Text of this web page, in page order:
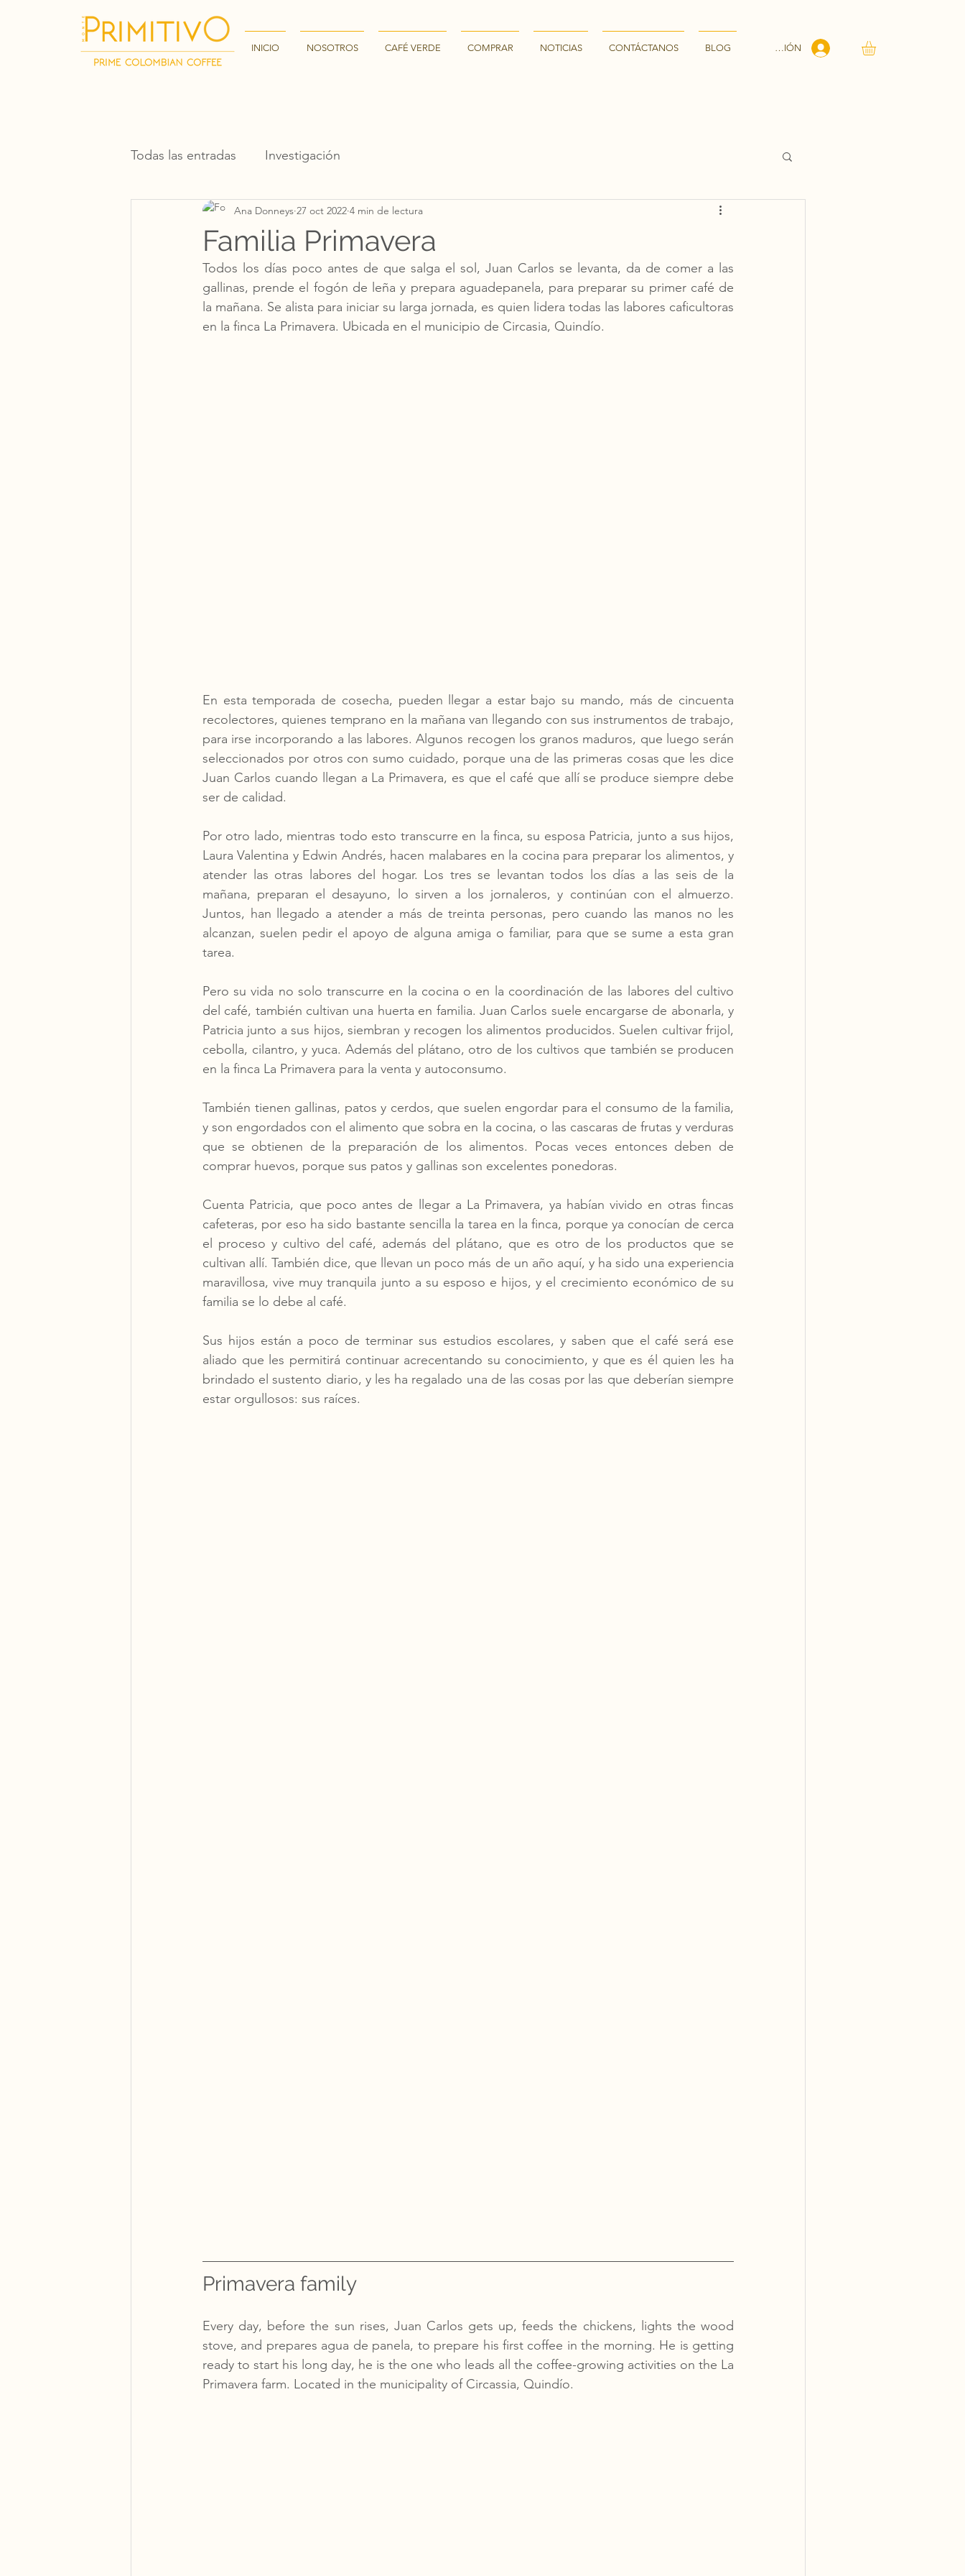
INICIO NOSOTROS CAFÉ VERDE COMPRAR NOTICIAS CONTÁCTANOS BLOG INICIAR SESIÓN
Todas las entradas Investigación
Familia Primavera
Ana Donneys 27 oct 2022 4 min de lectura
Todos los días poco antes de que salga el sol, Juan Carlos se levanta, da de comer a las
gallinas, prende el fogón de leña y prepara aguadepanela, para preparar su primer café de
la mañana. Se alista para iniciar su larga jornada, es quien lidera todas las labores caficultoras
en la finca La Primavera. Ubicada en el municipio de Circasia, Quindío.
En esta temporada de cosecha, pueden llegar a estar bajo su mando, más de cincuenta
recolectores, quienes temprano en la mañana van llegando con sus instrumentos de trabajo,
para irse incorporando a las labores. Algunos recogen los granos maduros, que luego serán
seleccionados por otros con sumo cuidado, porque una de las primeras cosas que les dice
Juan Carlos cuando llegan a La Primavera, es que el café que allí se produce siempre debe
ser de calidad.
Por otro lado, mientras todo esto transcurre en la finca, su esposa Patricia, junto a sus hijos,
Laura Valentina y Edwin Andrés, hacen malabares en la cocina para preparar los alimentos, y
atender las otras labores del hogar. Los tres se levantan todos los días a las seis de la
mañana, preparan el desayuno, lo sirven a los jornaleros, y continúan con el almuerzo.
Juntos, han llegado a atender a más de treinta personas, pero cuando las manos no les
alcanzan, suelen pedir el apoyo de alguna amiga o familiar, para que se sume a esta gran
tarea.
Pero su vida no solo transcurre en la cocina o en la coordinación de las labores del cultivo
del café, también cultivan una huerta en familia. Juan Carlos suele encargarse de abonarla, y
Patricia junto a sus hijos, siembran y recogen los alimentos producidos. Suelen cultivar frijol,
cebolla, cilantro, y yuca. Además del plátano, otro de los cultivos que también se producen
en la finca La Primavera para la venta y autoconsumo.
También tienen gallinas, patos y cerdos, que suelen engordar para el consumo de la familia,
y son engordados con el alimento que sobra en la cocina, o las cascaras de frutas y verduras
que se obtienen de la preparación de los alimentos. Pocas veces entonces deben de
comprar huevos, porque sus patos y gallinas son excelentes ponedoras.
Cuenta Patricia, que poco antes de llegar a La Primavera, ya habían vivido en otras fincas
cafeteras, por eso ha sido bastante sencilla la tarea en la finca, porque ya conocían de cerca
el proceso y cultivo del café, además del plátano, que es otro de los productos que se
cultivan allí. También dice, que llevan un poco más de un año aquí, y ha sido una experiencia
maravillosa, vive muy tranquila junto a su esposo e hijos, y el crecimiento económico de su
familia se lo debe al café.
Sus hijos están a poco de terminar sus estudios escolares, y saben que el café será ese
aliado que les permitirá continuar acrecentando su conocimiento, y que es él quien les ha
brindado el sustento diario, y les ha regalado una de las cosas por las que deberían siempre
estar orgullosos: sus raíces.
Primavera family
Every day, before the sun rises, Juan Carlos gets up, feeds the chickens, lights the wood
stove, and prepares agua de panela, to prepare his first coffee in the morning. He is getting
ready to start his long day, he is the one who leads all the coffee-growing activities on the La
Primavera farm. Located in the municipality of Circassia, Quindío.